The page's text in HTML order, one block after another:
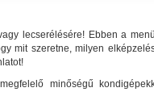
lecserélésére! Ebben a
mit szeretne, milyen
minőségű